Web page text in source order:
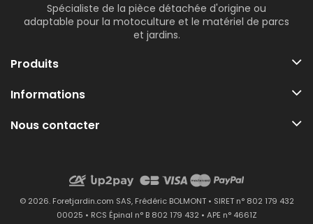
Spécialiste de la pièce détachée d'origine ou
adaptable pour la motoculture et le matériel de parcs
et jardins.
Produits
Informations
Nous contacter
© 2026. Foretjardin.com SAS, Frédéric BOLMONT • SIRET n° 802 179 432
00025 • RCS Épinal n° B 802 179 432 • APE n° 4661Z